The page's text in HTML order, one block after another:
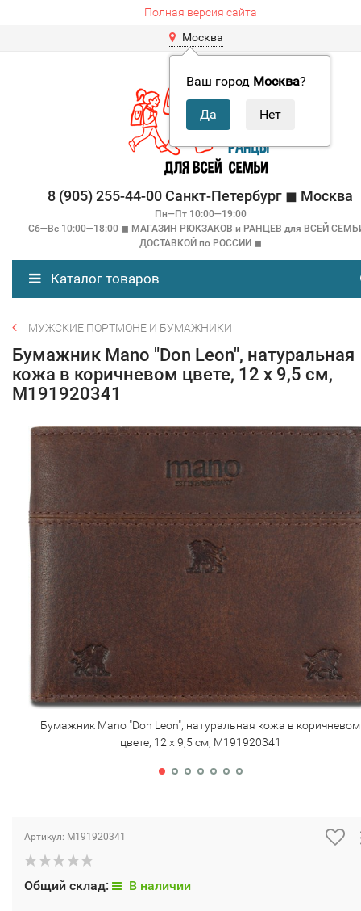
Полная версия сайта
Москва
Ваш город Москва?
8 (905) 255-44-00 Санкт-Петербург ◼ Москва
Пн—Пт 10:00—19:00
Сб—Вс 10:00—18:00 ◼ МАГАЗИН РЮКЗАКОВ и РАНЦЕВ для ВСЕЙ
ДОСТАВКОЙ по РОССИИ ◼
Каталог товаров
МУЖСКИЕ ПОРТМОНЕ И БУМАЖНИКИ
Бумажник Mano "Don Leon", натуральная
кожа в коричневом цвете, 12 х 9,5 см,
M191920341
Бумажник Mano "Don Leon", натуральная кожа в коричневом
цвете, 12 х 9,5 см, M191920341
Артикул: M191920341
Общий склад: В наличии